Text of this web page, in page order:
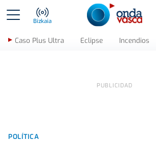
Bizkaia
Caso Plus Ultra Eclipse Incendios
POLÍTICA